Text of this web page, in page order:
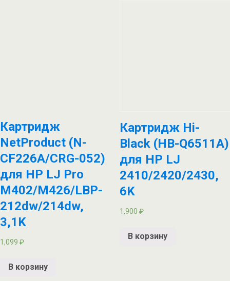
Картридж
NetProduct (N-
CF226A/CRG-052)
для HP LJ Pro
M402/M426/LBP-
212dw/214dw,
3,1K
1,099 ₽
В корзину
Картридж Hi-
Black (HB-Q6511A)
для HP LJ
2410/2420/2430,
6K
1,900 ₽
В корзину